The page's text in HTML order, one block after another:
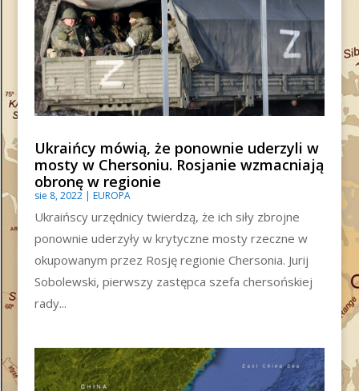
Ukraińcy mówią, że ponownie uderzyli w
mosty w Chersoniu. Rosjanie wzmacniają
obronę w regionie
sie 8, 2022| EUROPA
Ukraińscy urzędnicy twierdzą, że ich siły zbrojne
ponownie uderzyły w krytyczne mosty rzeczne w
okupowanym przez Rosję regionie Chersonia. Jurij
Sobolewski, pierwszy zastępca szefa chersońskiej
rady...